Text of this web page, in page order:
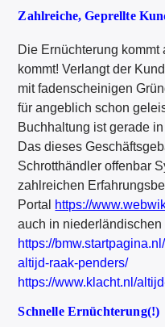
Zahlreiche, Geprellte
Die Ernüchterung
kommt! Verlangt der
mit fadenscheinigen
für angeblich schon
Buchhaltung ist gerade
Das dieses
Schrotthändler offenbar
zahlreichen
Portal https://
auch in niederländischen
https://
altijd-raak-penders/
https://www.klacht.nl/
Schnelle Ernüchterung(!)